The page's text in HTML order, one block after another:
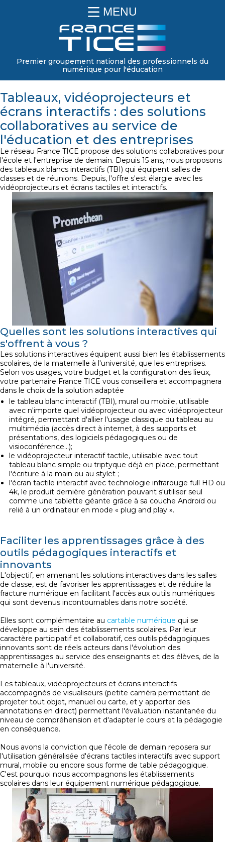
MENU
Premier groupement national des professionnels du
numérique pour l'éducation
Tableaux, vidéoprojecteurs et
écrans interactifs : des solutions
collaboratives au service de
l'éducation et des entreprises
Le réseau France TICE propose des solutions collaboratives pour
l'école et l'entreprise de demain. Depuis 15 ans, nous proposons
des tableaux blancs interactifs (TBI) qui équipent salles de
classes et de réunions. Depuis, l'offre s'est élargie avec les
vidéoprojecteurs et écrans tactiles et interactifs.
Quelles sont les solutions interactives qui
s'offrent à vous ?
Les solutions interactives équipent aussi bien les établissements
scolaires, de la maternelle à l'université, que les entreprises.
Selon vos usages, votre budget et la configuration des lieux,
votre partenaire France TICE vous conseillera et accompagnera
dans le choix de la solution adaptée
le tableau blanc interactif (TBI), mural ou mobile, utilisable
avec n'importe quel vidéoprojecteur ou avec vidéoprojecteur
intégré, permettant d'allier l'usage classique du tableau au
multimédia (accès direct à internet, à des supports et
présentations, des logiciels pédagogiques ou de
visioconférence...);
le vidéoprojecteur interactif tactile, utilisable avec tout
tableau blanc simple ou triptyque déjà en place, permettant
l'écriture à la main ou au stylet ;
l'écran tactile interactif avec technologie infrarouge full HD ou
4k, le produit dernière génération pouvant s'utiliser seul
comme une tablette géante grâce à sa couche Androïd ou
relié à un ordinateur en mode « plug and play ».
Faciliter les apprentissages grâce à des
outils pédagogiques interactifs et
innovants
L'objectif, en amenant les solutions interactives dans les salles
de classe, est de favoriser les apprentissages et de réduire la
fracture numérique en facilitant l'accès aux outils numériques
qui sont devenus incontournables dans notre société.
Elles sont complémentaire au cartable numérique qui se
développe au sein des établissements scolaires. Par leur
caractère participatif et collaboratif, ces outils pédagogiques
innovants sont de réels acteurs dans l'évolution des
apprentissages au service des enseignants et des élèves, de la
maternelle à l'université.
Les tableaux, vidéoprojecteurs et écrans interactifs
accompagnés de visualiseurs (petite caméra permettant de
projeter tout objet, manuel ou carte, et y apporter des
annotations en direct) permettant l'évaluation instantanée du
niveau de compréhension et d'adapter le cours et la pédagogie
en conséquence.
Nous avons la conviction que l'école de demain reposera sur
l'utilisation généralisée d'écrans tactiles interactifs avec support
mural, mobile ou encore sous forme de table pédagogique.
C'est pourquoi nous accompagnons les établissements
scolaires dans leur équipement numérique pédagogique.